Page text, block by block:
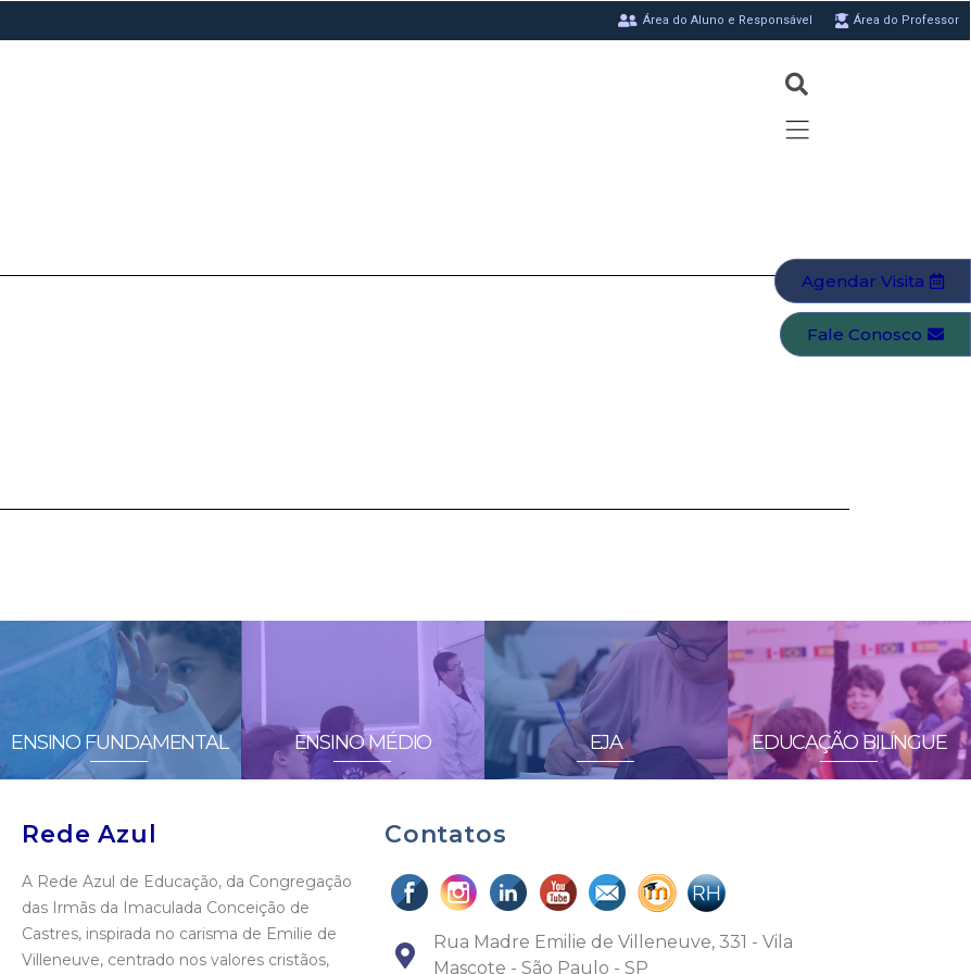
Área do Aluno e Responsável Área do Professor
Agendar Visita
Fale Conosco
ENSINO FUNDAMENTAL ENSINO MÉDIO EJA EDUCAÇÃO BILÍNGUE
Rede Azul
A Rede Azul de Educação, da Congregação
das Irmãs da Imaculada Conceição de
Castres, inspirada no carisma de Emilie de
Villeneuve, centrado nos valores cristãos,
Contatos
Rua Madre Emilie de Villeneuve, 331 - Vila
Mascote - São Paulo - SP